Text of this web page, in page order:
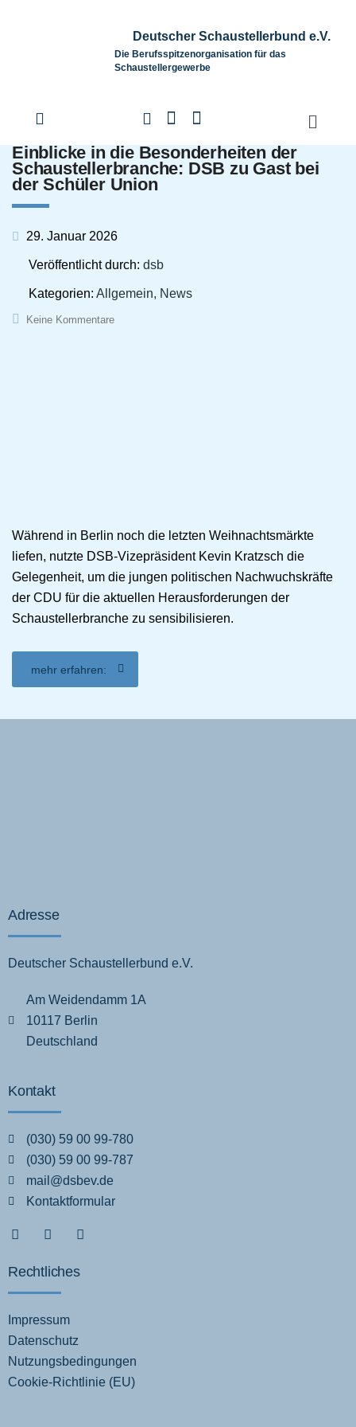
Deutscher Schaustellerbund e.V.
Die Berufsspitzenorganisation für das
Schaustellergewerbe
Einblicke in die Besonderheiten der
Schaustellerbranche: DSB zu Gast bei
der Schüler Union
29. Januar 2026
Veröffentlicht durch: dsb
Kategorien: Allgemein, News
Keine Kommentare
Während in Berlin noch die letzten Weihnachtsmärkte
liefen, nutzte DSB-Vizepräsident Kevin Kratzsch die
Gelegenheit, um die jungen politischen Nachwuchskräfte
der CDU für die aktuellen Herausforderungen der
Schaustellerbranche zu sensibilisieren.
mehr erfahren:
Adresse
Deutscher Schaustellerbund e.V.
Am Weidendamm 1A
10117 Berlin
Deutschland
Kontakt
(030) 59 00 99-780
(030) 59 00 99-787
mail@dsbev.de
Kontaktformular
Rechtliches
Impressum
Datenschutz
Nutzungsbedingungen
Cookie-Richtlinie (EU)